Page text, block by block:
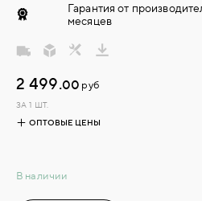
Гарантия от
месяцев
В наличии
2 499.00 руб
ЗА 1 ШТ.
ОПТОВЫЕ ЦЕНЫ